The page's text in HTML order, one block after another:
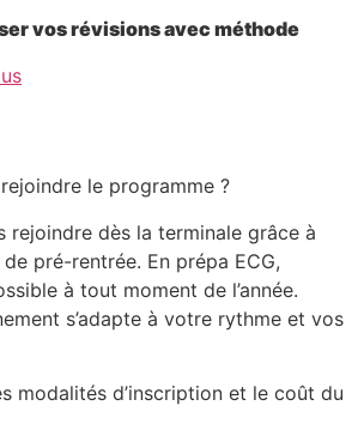
vos révisions avec méthode
le programme ?
rejoindre dès la terminale grâce à
pré-rentrée. En prépa ECG,
à tout moment de l’année.
s’adapte à votre rythme et vos
modalités d’inscription et le coût du